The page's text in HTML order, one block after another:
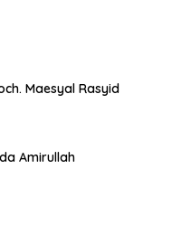
Maesyal Rasyid
Amirullah